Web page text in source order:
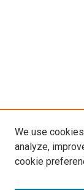
We use
analyze,
cookie